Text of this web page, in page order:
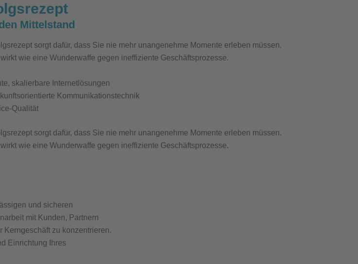
Mittelstand
sorgt dafür, dass Sie nie mehr unangenehme Momente erleben müssen.
wie eine Wunderwaffe gegen ineffiziente Geschäftsprozesse.
skalierbare Internetlösungen
Kommunikationstechnik
Qualität
sorgt dafür, dass Sie nie mehr unangenehme Momente erleben müssen.
wie eine Wunderwaffe gegen ineffiziente Geschäftsprozesse.
und sicheren
mit Kunden, Partnern
Kerngeschäft zu konzentrieren.
Einrichtung Ihres